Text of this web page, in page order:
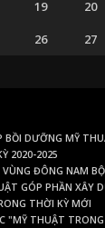
19 20
26 27
BỒI DƯỠNG MỸ
2020-2025
ĐÔNG NAM BỘ
GÓP PHẦN XÂY
THỜI KỲ MỚI
"MỸ THUẬT